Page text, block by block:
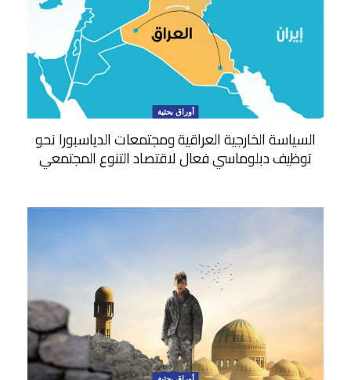
أوراق بحثية
السياسة الخارجية العراقية ومجتمعات الدياسبورا نحو
توظيف دبلوماسي فعال لاقتصاد التنوع المجتمعي